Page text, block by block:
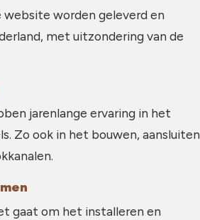
website worden geleverd en
met uitzondering van de
jarenlange ervaring in het
Zo ook in het bouwen, aansluiten
gaat om het installeren en